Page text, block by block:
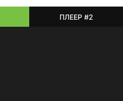
ПЛЕЕР #2